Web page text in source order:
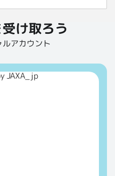
け取ろう
アカウント
JAXA_jp